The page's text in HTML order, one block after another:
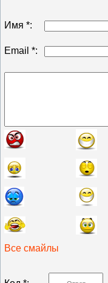
Имя *:
Email *:
Все смайлы